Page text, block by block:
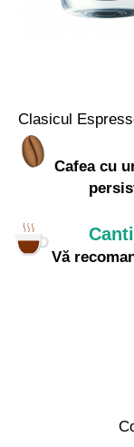
Clasicul
Cafea cu
Vă